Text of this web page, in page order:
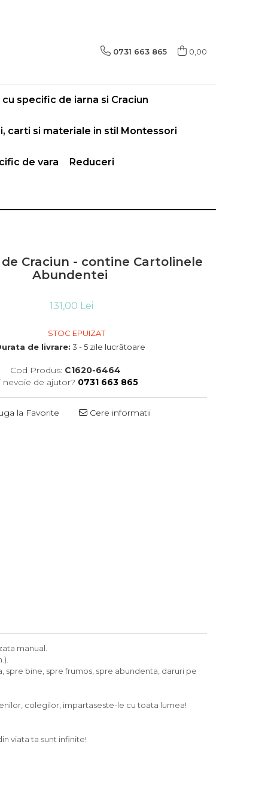
0731 663 865 0,00
specific de iarna si Craciun
carti si materiale in stil Montessori
de vara Reduceri
Craciun - contine Cartolinele
Abundentei
131,00 Lei
STOC EPUIZAT
de livrare: 3 - 5 zile lucrătoare
Cod Produs: C1620-6464
nevoie de ajutor? 0731 663 865
la Favorite Cere informatii
manual.
bine, spre frumos, spre abundenta, daruri pe
colegilor, impartaseste-le cu toata lumea!
viata ta sunt infinite!